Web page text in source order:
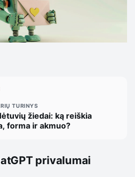
TURINYS
žiedai: ką reiškia
forma ir akmuo?
privalumai